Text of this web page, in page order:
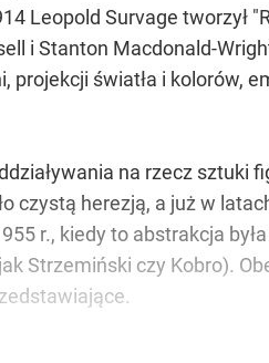
Leopold Survage tworzył
i Stanton Macdonald-
projekcji światła i kolorów,
na rzecz
czystą herezją, a już w
r., kiedy to abstrakcja
Strzemiński czy Kobro).